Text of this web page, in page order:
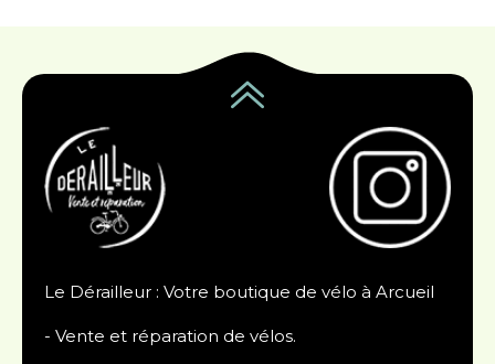
Le Dérailleur : Votre boutique de vélo à Arcueil
- Vente et réparation de vélos.